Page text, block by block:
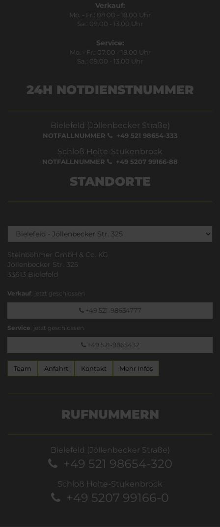
Verkauf:
Mo. - Fr.: 08.00 - 18.00 Uhr
Sa.: 09.00 - 13.00 Uhr
Service:
Mo. - Fr.: 07.00 - 18.00 Uhr
Sa.: 09.00 - 13.00 Uhr
24H NOTDIENSTNUMMER
Bielefeld (Jöllenbecker Straße)
NOTFALLNUMMER +49 521 98654-333
Schloß Holte-Stukenbrock
NOTFALLNUMMER +49 5207 99166-88
STANDORTE
Steinböhmer GmbH & Co. KG
Jöllenbecker Str. 325
33613 Bielefeld
Verkauf: jetzt geschlossen
+49 521-98654777
Service: jetzt geschlossen
+49 521-9865432
Team Anfahrt Kontakt Mehr Infos
RUFNUMMERN
Bielefeld (Jöllenbecker Straße)
+49 521 98654-320
Schloß Holte-Stukenbrock
+49 5207 99166-0